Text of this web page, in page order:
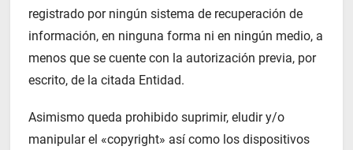
registrado por ningún sistema de recuperación de
información, en ninguna forma ni en ningún medio, a
menos que se cuente con la autorización previa, por
escrito, de la citada Entidad.
Asimismo queda prohibido suprimir, eludir y/o
manipular el «copyright» así como los dispositivos